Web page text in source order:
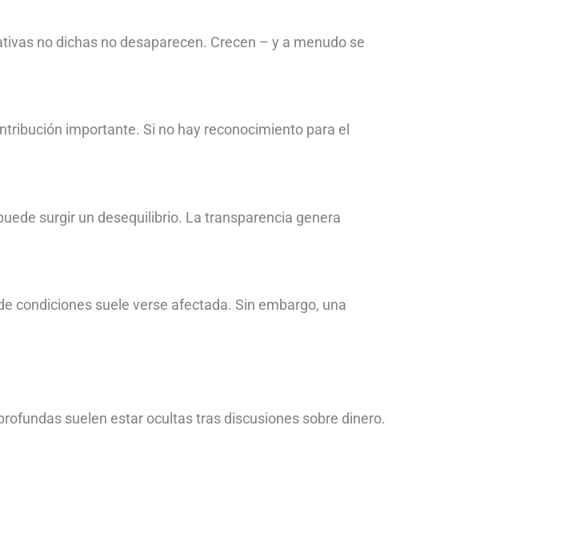
no dichas no desaparecen. Crecen – y a menudo se
importante. Si no hay reconocimiento para el
surgir un desequilibrio. La transparencia genera
condiciones suele verse afectada. Sin embargo, una
suelen estar ocultas tras discusiones sobre dinero.